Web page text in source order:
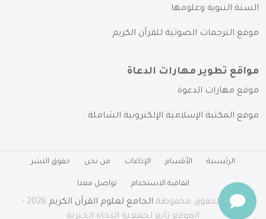
السنة النبوية وعلومها
موقع الترجمات الصوتية للقرآن الكريم
مواقع تطوير مهارات الدعاة
موقع مهارات الدعوة
موقع المكتبة الإسلامية الإلكترونية الشاملة
الرئيسية الأقسام الإذاعات من نحن حقوق النشر
اتفاقية الاستخدام تواصل معنا
جميع الحقوق محفوظة الجامع لعلوم القرآن الكريم
2026 -
الموقع تابع لجمعية النجاة الخيرية